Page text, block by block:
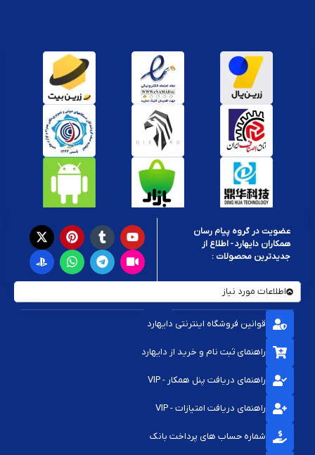
عضویت در گروه پیام رسان
همکاران دایهارد - اطلاع از
جدیدترین محصولات :
اطلاعات مورد نیاز
قوانین فروشگاه اینترنتی دایهارد
راهنمای ثبت نام و خرید از دایهارد
راهنمای دریافت پنل همکار - VIP
راهنمای دریافت امتیازات - VIP
شماره حساب های پرداخت بانک